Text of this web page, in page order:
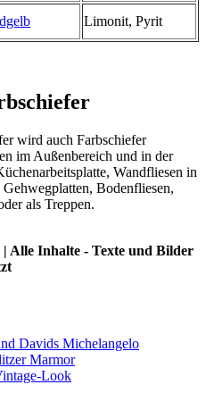
Limonit, Pyrit
wird auch Farbschiefer
im Außenbereich und in der
Wandfliesen in
Bodenfliesen,
als Treppen.
Alle Inhalte - Texte und Bilder
Davids Michelangelo
Marmor
Look